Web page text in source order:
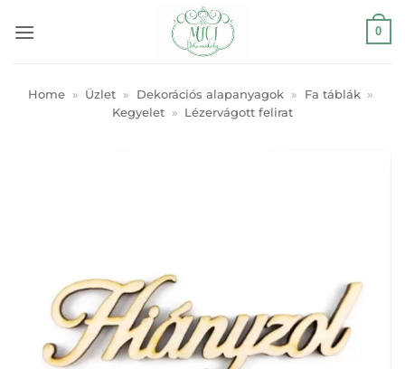
0
Home » Üzlet » Dekorációs alapanyagok » Fa táblák »
Kegyelet
» Lézervágott felirat